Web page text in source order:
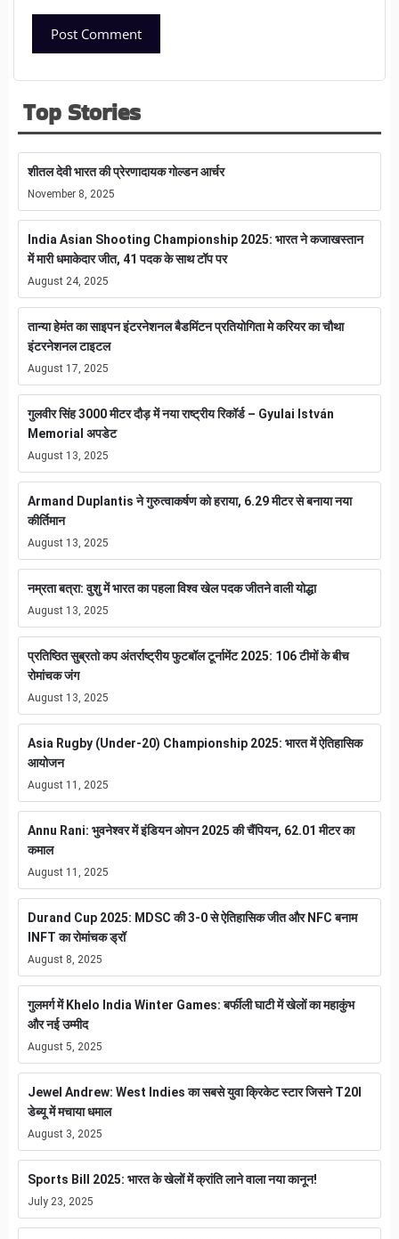
Top Stories
शीतल देवी भारत की प्रेरणादायक गोल्डन आर्चर
November 8, 2025
India Asian Shooting Championship 2025: भारत ने कजाखस्तान
में मारी धमाकेदार जीत, 41 पदक के साथ टॉप पर
August 24, 2025
तान्या हेमंत का साइपन इंटरनेशनल बैडमिंटन प्रतियोगिता मे करियर का चौथा
इंटरनेशनल टाइटल
August 17, 2025
गुलवीर सिंह 3000 मीटर दौड़ में नया राष्ट्रीय रिकॉर्ड – Gyulai István
Memorial अपडेट
August 13, 2025
Armand Duplantis ने गुरुत्वाकर्षण को हराया, 6.29 मीटर से बनाया नया
कीर्तिमान
August 13, 2025
नम्रता बत्रा: वुशु में भारत का पहला विश्व खेल पदक जीतने वाली योद्धा
August 13, 2025
प्रतिष्ठित सुब्रतो कप अंतर्राष्ट्रीय फुटबॉल टूर्नामेंट 2025: 106 टीमों के बीच
रोमांचक जंग
August 13, 2025
Asia Rugby (Under-20) Championship 2025: भारत में ऐतिहासिक
आयोजन
August 11, 2025
Annu Rani: भुवनेश्वर में इंडियन ओपन 2025 की चैंपियन, 62.01 मीटर का
कमाल
August 11, 2025
Durand Cup 2025: MDSC की 3-0 से ऐतिहासिक जीत और NFC बनाम
INFT का रोमांचक ड्रॉ
August 8, 2025
गुलमर्ग में Khelo India Winter Games: बर्फीली घाटी में खेलों का महाकुंभ
और नई उम्मीद
August 5, 2025
Jewel Andrew: West Indies का सबसे युवा क्रिकेट स्टार जिसने T20I
डेब्यू में मचाया धमाल
August 3, 2025
Sports Bill 2025: भारत के खेलों में क्रांति लाने वाला नया कानून!
July 23, 2025